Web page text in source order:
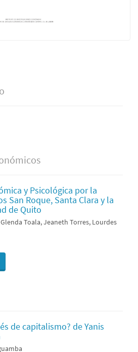
y Psicológica por la
San Roque, Santa Clara y la
de Quito
Toala, Jeaneth Torres, Lourdes
de capitalismo? de Yanis